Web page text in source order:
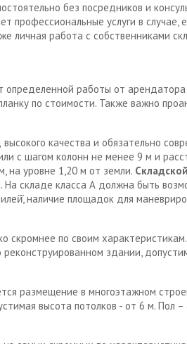
без посредников и
профессиональные услуги в
личная работа с собственниками
определенной работы от
по стоимости. Также важно
высокого качества и обязательно
с шагом колонн не менее 9 м и
на уровне 1,20 м от земли.
На складе класса А должна быть
наличие площадок для
скромнее по своим
реконструированном здании,
размещение в многоэтажном
высота потолков - от 6 м. Пол